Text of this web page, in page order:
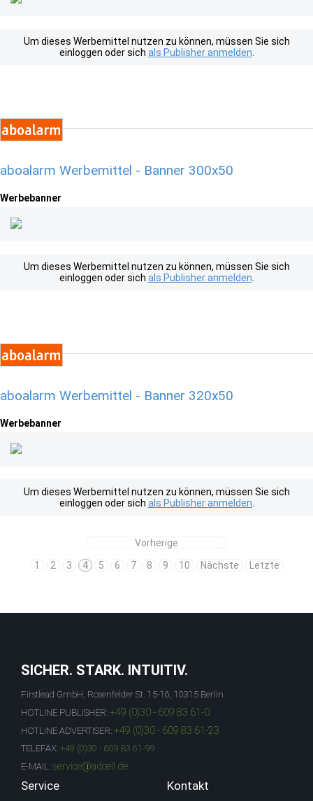
Um dieses Werbemittel nutzen zu können, müssen Sie sich
einloggen oder sich als Publisher anmelden
aboalarm Werbemittel - Banner 300x50
Werbebanner
Um dieses Werbemittel nutzen zu können, müssen Sie sich
einloggen oder sich als Publisher anmelden
aboalarm Werbemittel - Banner 320x50
Werbebanner
Um dieses Werbemittel nutzen zu können, müssen Sie sich
einloggen oder sich als Publisher anmelden
Vorherige
1
2 3 4 5 6 7 8 9 10 Nächste Letzte
SICHER. STARK. INTUITIV.
Firstlead GmbH, Rosenfelder St. 15-16, 10315 Berlin
HOTLINE PUBLISHER: +49 (0)30 - 609 83 61-0
HOTLINE ADVERTISER: +49 (0)30 - 609 83 61-23
TELEFAX: +49 (0)30 - 609 83 61-99
E-MAIL: service@adcell.de
Service Kontakt